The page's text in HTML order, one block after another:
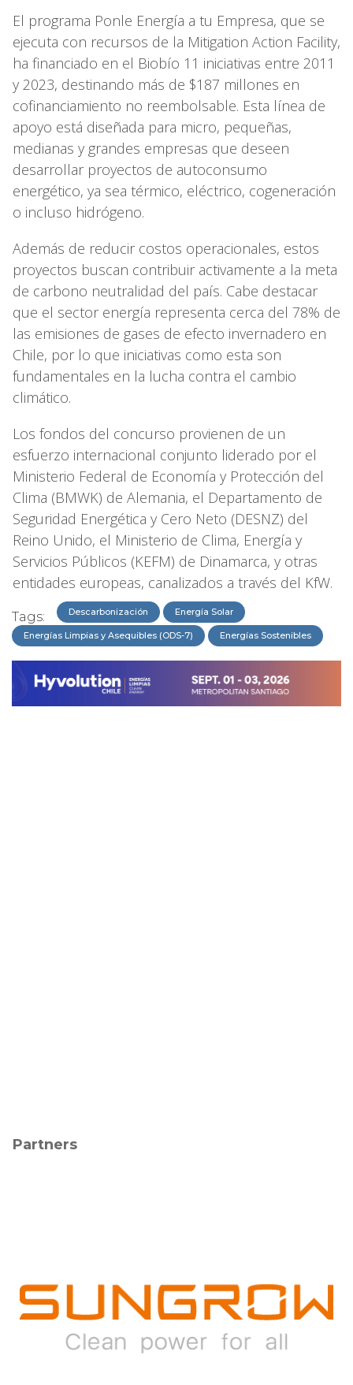
El programa Ponle Energía a tu Empresa, que se
ejecuta con recursos de la Mitigation Action Facility,
ha financiado en el Biobío 11 iniciativas entre 2011
y 2023, destinando más de $187 millones en
cofinanciamiento no reembolsable. Esta línea de
apoyo está diseñada para micro, pequeñas,
medianas y grandes empresas que deseen
desarrollar proyectos de autoconsumo
energético, ya sea térmico, eléctrico, cogeneración
o incluso hidrógeno.
Además de reducir costos operacionales, estos
proyectos buscan contribuir activamente a la meta
de carbono neutralidad del país. Cabe destacar
que el sector energía representa cerca del 78% de
las emisiones de gases de efecto invernadero en
Chile, por lo que iniciativas como esta son
fundamentales en la lucha contra el cambio
climático.
Los fondos del concurso provienen de un
esfuerzo internacional conjunto liderado por el
Ministerio Federal de Economía y Protección del
Clima (BMWK) de Alemania, el Departamento de
Seguridad Energética y Cero Neto (DESNZ) del
Reino Unido, el Ministerio de Clima, Energía y
Servicios Públicos (KEFM) de Dinamarca, y otras
entidades europeas, canalizados a través del KfW.
Tags: Descarbonización Energía Solar
Energías Limpias y Asequibles (ODS-7) Energías Sostenibles
Partners